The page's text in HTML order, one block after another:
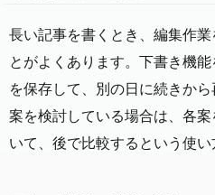
長い記事を書くとき、編集作
とがよくあります。下書き機
を保存して、別の日に続きか
案を検討している場合は、各
いて、後で比較するという使い